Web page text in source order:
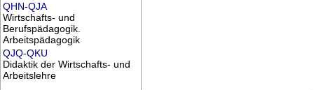
QHN-QJA
Wirtschafts- und
Berufspädagogik.
Arbeitspädagogik
QJQ-QKU
Didaktik der Wirtschafts- und
Arbeitslehre